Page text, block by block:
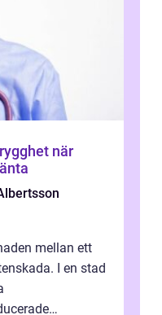
mellan ett
I en stad